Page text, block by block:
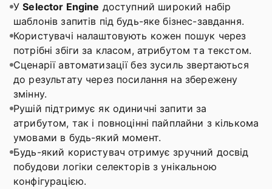
УSelector Engine доступний широкий набір
шаблонів запитів під будь-яке бізнес-завдання.
Користувачі налаштовують кожен пошук через
потрібні збіги за класом, атрибутом та текстом.
Сценарії автоматизації без зусиль звертаються
до результату через посилання на збережену
змінну.
Рушій підтримує як одиничні запити за
атрибутом, так і повноцінні пайплайни з кількома
умовами в будь-який момент.
Будь-який користувач отримує зручний досвід
побудови логіки селекторів з унікальною
конфігурацією.